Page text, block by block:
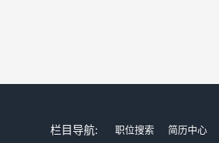
栏目导航: 职位搜索 简历中心